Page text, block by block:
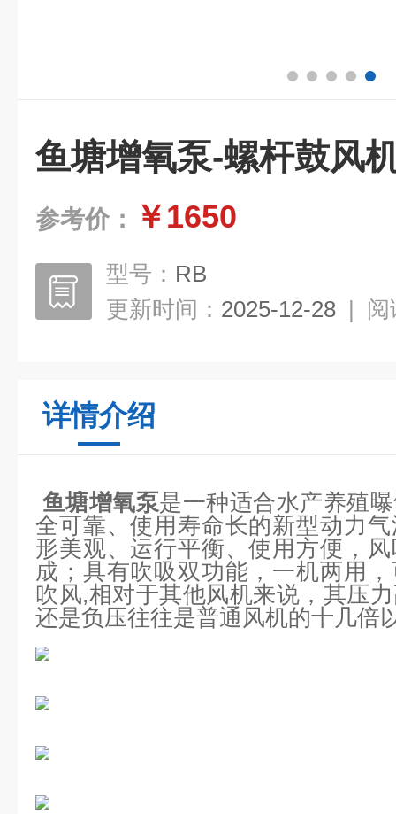
鱼塘增氧泵-螺杆鼓风
参考价： ￥1650
型号： RB
更新时间： 2025-12-28 | 阅
详情介绍
鱼塘增氧泵是一种适合水产养殖
全可靠、使用寿命长的新型动力
形美观、运行平衡、使用方便，
成；具有吹吸双功能，一机两用
吹风,相对于其他风机来说，其压
还是负压往往是普通风机的十几倍